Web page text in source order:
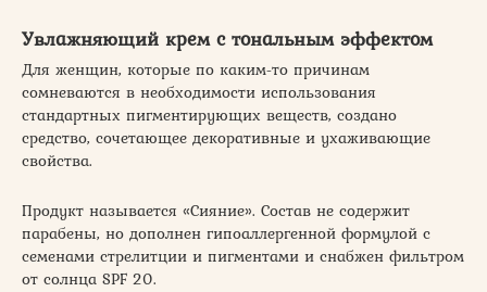
Увлажняющий крем с тональным эффектом
Для женщин, которые по каким-то причинам
сомневаются в необходимости использования
стандартных пигментирующих веществ, создано
средство, сочетающее декоративные и ухаживающие
свойства.
Продукт называется «Сияние». Состав не содержит
парабены, но дополнен гипоаллергенной формулой с
семенами стрелитции и пигментами и снабжен фильтром
от солнца SPF 20.